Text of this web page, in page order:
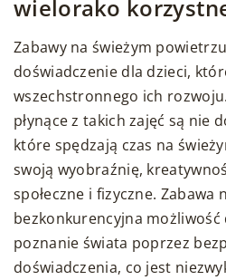
wielorako
Zabawy na świeżym
doświadczenie dla dzieci,
wszechstronnego ich
płynące z takich zajęć są nie
które spędzają czas na
swoją wyobraźnię,
społeczne i fizyczne.
bezkonkurencyjna
poznanie świata poprzez
doświadczenia, co jest